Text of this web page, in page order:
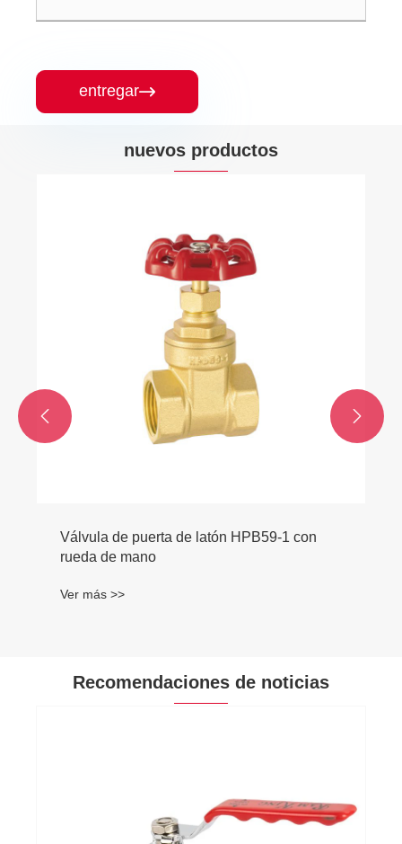
entregar
nuevos productos
Válvula de puerta de latón HPB59-1 con
rueda de mano
Ver más >>
 
Recomendaciones de noticias